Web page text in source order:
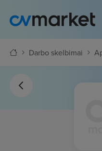
Darbo skelbimai